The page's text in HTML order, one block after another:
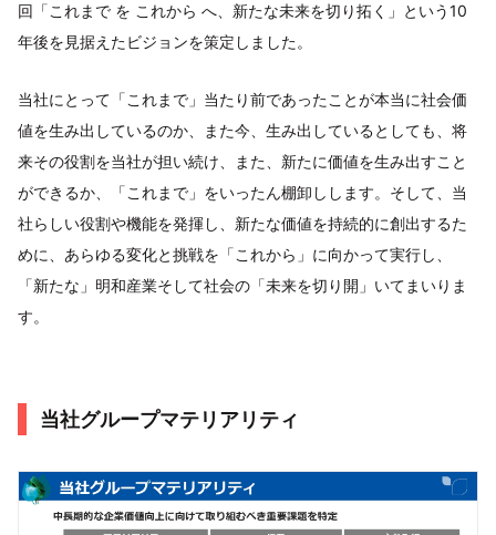
回「これまで を これから へ、新たな未来を切り拓く」という10
年後を見据えたビジョンを策定しました。
当社にとって「これまで」当たり前であったことが本当に社会価
値を生み出しているのか、また今、生み出しているとしても、将
来その役割を当社が担い続け、また、新たに価値を生み出すこと
ができるか、「これまで」をいったん棚卸しします。そして、当
社らしい役割や機能を発揮し、新たな価値を持続的に創出するた
めに、あらゆる変化と挑戦を「これから」に向かって実行し、
「新たな」明和産業そして社会の「未来を切り開」いてまいりま
す。
当社グループマテリアリティ